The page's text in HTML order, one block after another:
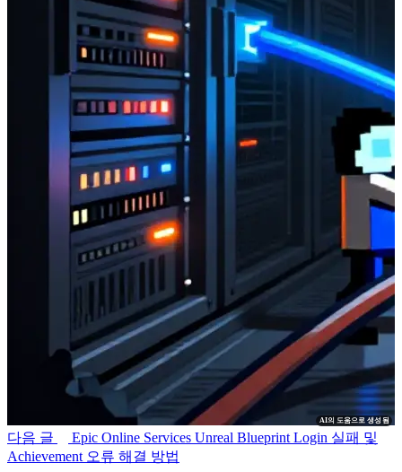
AI의 도움으로 생성됨
다음 글
Epic Online Services Unreal Blueprint Login 실패 및
Achievement 오류 해결 방법